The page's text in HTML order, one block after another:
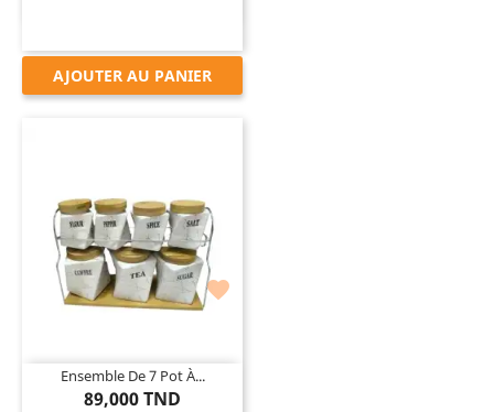
AJOUTER AU PANIER

Ensemble De 7 Pot À...
89,000 TND